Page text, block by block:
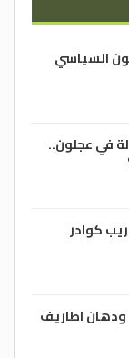
السياسي
في عجلون..
كوادر
اطاريف